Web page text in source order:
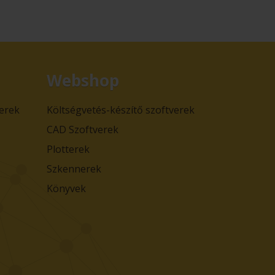
Webshop
Költségvetés-készítő szoftverek
CAD Szoftverek
Plotterek
Szkennerek
Könyvek